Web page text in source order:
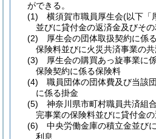
ができる。
(1)
横須賀市職員厚生会(以下「
並びに貸付金の返済金及びその
(2)
厚生会の団体取扱契約に係
保険料並びに火災共済事業の
(3)
厚生会の購買あっ旋事業に
保険契約に係る保険料
(4)
職員団体の団体費及び当該
に係る掛金
(5)
神奈川県市町村職員共済組
完事業の保険料並びに貸付金
(6)
中央労働金庫の積立金並び
利息